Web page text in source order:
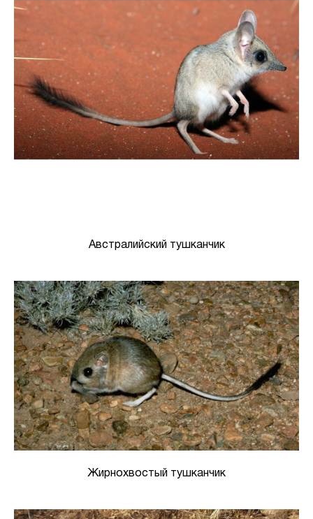
Австралийский тушканчик
Жирнохвостый тушканчик